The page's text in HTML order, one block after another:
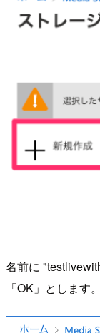
名前に
「OK」とします。